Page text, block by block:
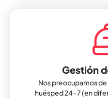
Gestión
Nos preocupamos
huésped 24-7 (en